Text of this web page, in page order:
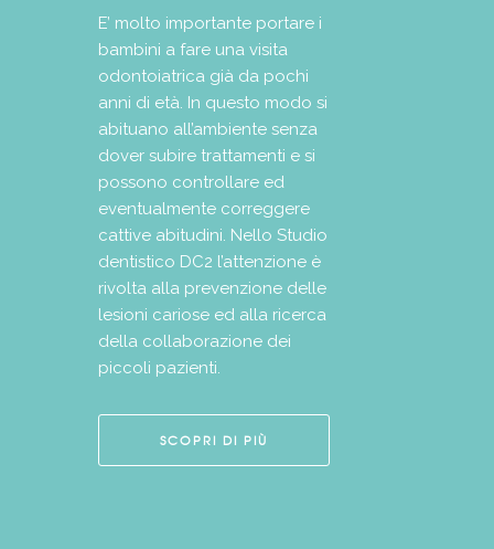
E’ molto importante portare i
bambini a fare una visita
odontoiatrica già da pochi
anni di età. In questo modo si
abituano all’ambiente senza
dover subire trattamenti e si
possono controllare ed
eventualmente correggere
cattive abitudini. Nello Studio
dentistico DC2 l’attenzione è
rivolta alla prevenzione delle
lesioni cariose ed alla ricerca
della collaborazione dei
piccoli pazienti.
SCOPRI DI PIÙ